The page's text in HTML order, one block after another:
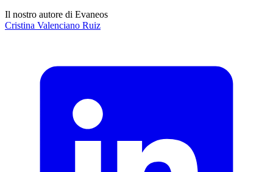
Il nostro autore di Evaneos
Cristina Valenciano Ruiz